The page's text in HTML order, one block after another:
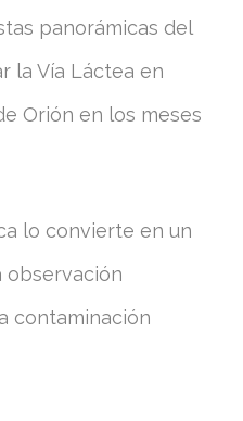
panorámicas del
la Vía Láctea en
Orión en los meses
lo convierte en un
contaminación